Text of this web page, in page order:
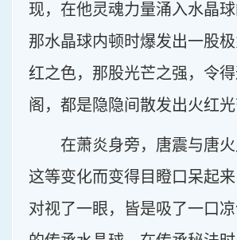
现，在他灵魂力量涌入水晶球
那水晶球内顿时爆发出一股
红之色，那股光芒之强，令
阁，都是隐隐间散发出火红光
在萧炎身旁，唐震与唐
这等变化而变得目瞪口呆起来
对视了一眼，皆是吸了一口